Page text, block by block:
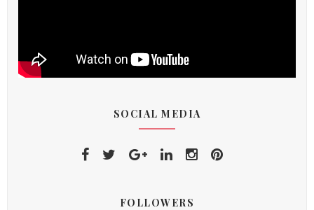
SOCIAL MEDIA
FOLLOWERS